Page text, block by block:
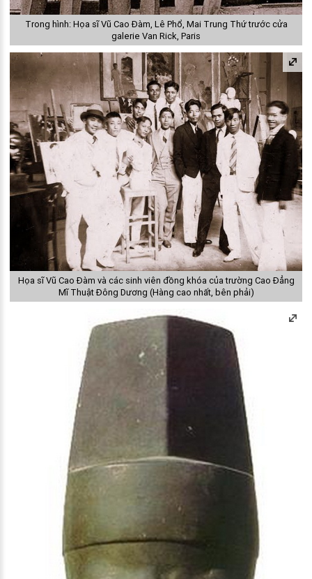
Trong hình: Họa sĩ Vũ Cao Đàm, Lê Phổ, Mai Trung Thứ trước cửa
galerie Van Rick, Paris
Họa sĩ Vũ Cao Đàm và các sinh viên đồng khóa của trường Cao Đẳng
Mĩ Thuật Đông Dương (Hàng cao nhất, bên phải)